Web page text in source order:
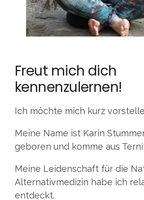
Freut mich dich
kennenzulernen!
Ich möchte mich kurz
Meine Name ist Karin
geboren und komme aus
Meine Leidenschaft für die
Alternativmedizin habe ich
entdeckt.